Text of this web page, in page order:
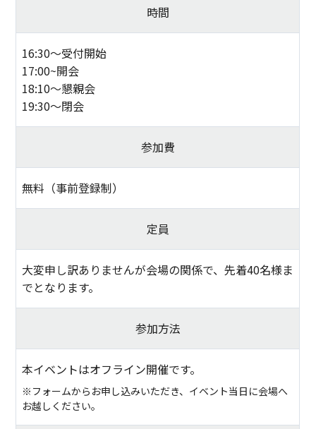
時間
16:30～受付開始
17:00~開会
18:10～懇親会
19:30～閉会
参加費
無料（事前登録制）
定員
大変申し訳ありませんが会場の関係で、先着40名様ま
でとなります。
参加方法
本イベントはオフライン開催です。
※フォームからお申し込みいただき、イベント当日に会場へ
お越しください。